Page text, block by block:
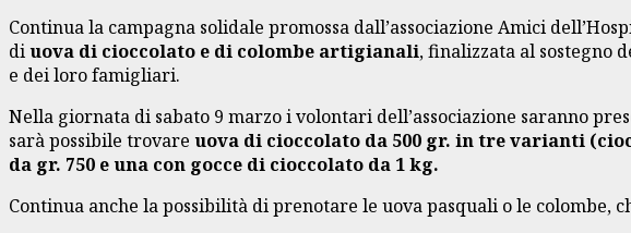
Continua la campagna solidale promossa dall’associazione Amici
diuova di cioccolato e di colombe artigianali, finalizzata al sostegno
e dei loro famigliari.
Nella giornata di sabato 9 marzo i volontari dell’associazione saranno
sarà possibile trovare uova di cioccolato da 500 gr. in tre varianti
da gr. 750 e una con gocce di cioccolato da 1 kg.
Continua anche la possibilità di prenotare le uova pasquali o le colombe,